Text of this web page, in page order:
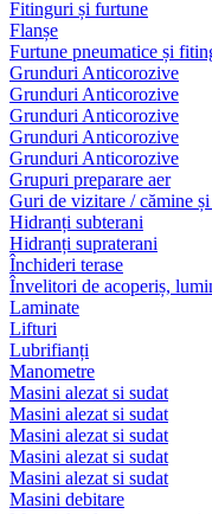
Fitinguri și furtune
Flanșe
Furtune pneumatice și
Grunduri Anticorozive
Grunduri Anticorozive
Grunduri Anticorozive
Grunduri Anticorozive
Grunduri Anticorozive
Grupuri preparare aer
Guri de vizitare / cămine și
Hidranți subterani
Hidranți supraterani
Închideri terase
Învelitori de acoperiș,
Laminate
Lifturi
Lubrifianți
Manometre
Masini alezat si sudat
Masini alezat si sudat
Masini alezat si sudat
Masini alezat si sudat
Masini alezat si sudat
Masini debitare